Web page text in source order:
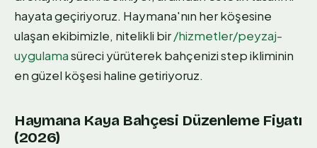
hayata geçiriyoruz. Haymana'nın her köşesine
ulaşan ekibimizle, nitelikli bir/hizmetler/peyzaj-
uygulamasüreci yürüterek bahçenizi step ikliminin
en güzel köşesi haline getiriyoruz.
Haymana Kaya Bahçesi Düzenleme Fiyatı
(2026)